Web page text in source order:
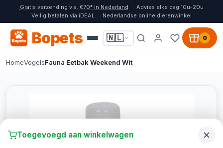
Gratis verzending v.a. €70* in Nederland
Advies elke dag 10u-20u
Veilig betalen via iDEAL
Nederlandse online dierenwinkel
Bopets 🇳🇱 0
HomeVogelsFauna Eetbak Weekend Wit
Toegevoegd aan winkelwagen